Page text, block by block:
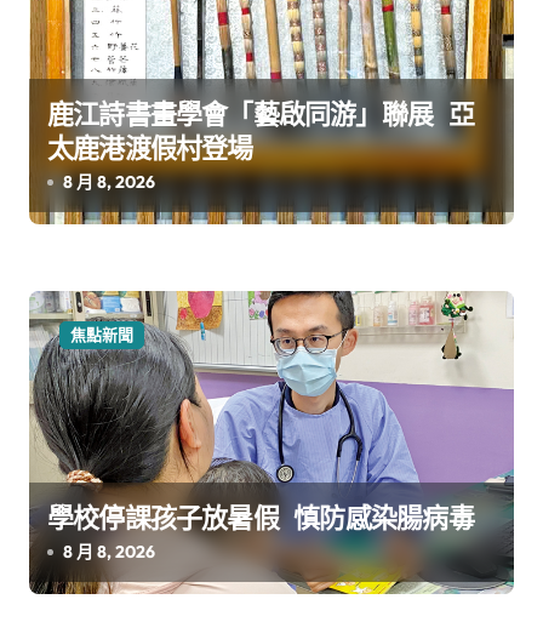
鹿江詩書畫學會「藝啟同游」聯展 亞
太鹿港渡假村登場
8 月 8, 2026
焦點新聞
學校停課孩子放暑假 慎防感染腸病毒
8 月 8, 2026